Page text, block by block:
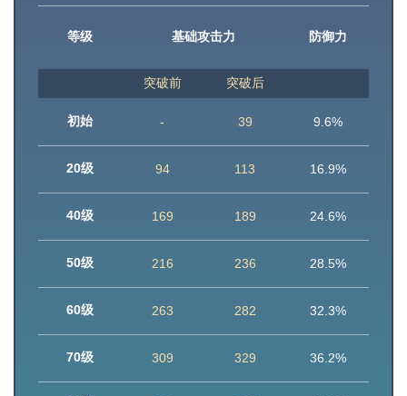
等级 基础攻击力 防御力
突破前 突破后
初始 - 39 9.6%
20级 94 113 16.9%
40级 169 189 24.6%
50级 216 236 28.5%
60级 263 282 32.3%
70级 309 329 36.2%